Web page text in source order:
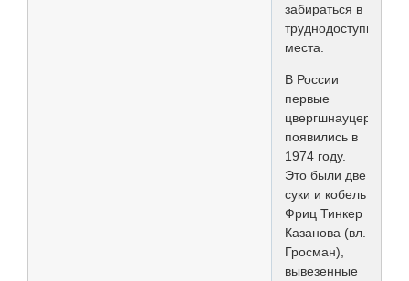
забираться в
труднодоступные
места.
В России
первые
цвергшнауцеры
появились в
1974 году.
Это были две
суки и кобель
Фриц Тинкер
Казанова (вл.
Гросман),
вывезенные